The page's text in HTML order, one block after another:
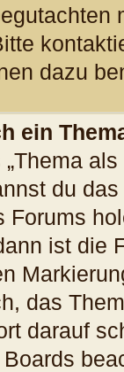
dazu
ein
du
Forums
ist die
das
darauf